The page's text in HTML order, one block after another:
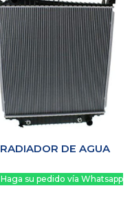
RADIADOR DE AGUA
Haga su pedido vía Whatsapp